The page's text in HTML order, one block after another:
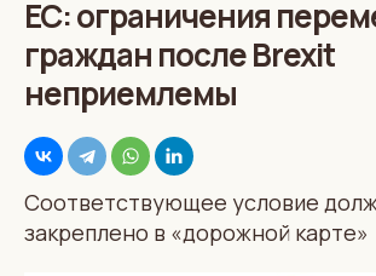
ЕС: ограничения
граждан после Brexit
неприемлемы
Соответствующее условие
закреплено в «дорожной карте»